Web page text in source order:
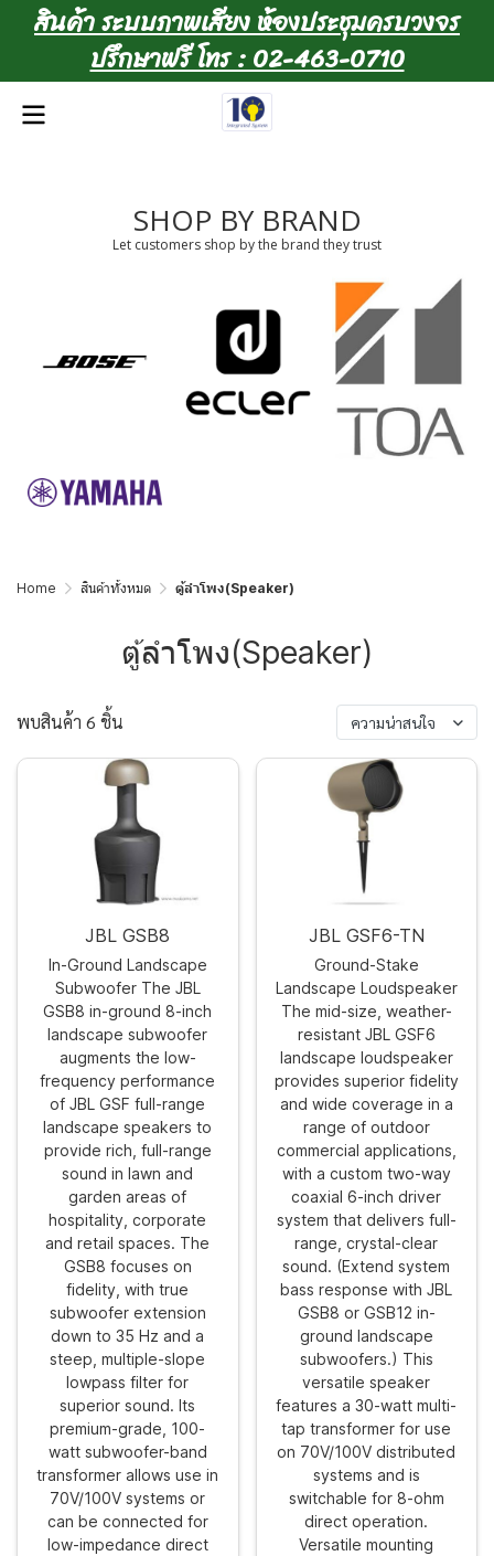
สินค้า ระบบภาพเสียง ห้องประชุมครบวงจร
ปรึกษาฟรี โทร : 02-463-0710
SHOP BY BRAND
Let customers shop by the brand they trust
Home สินค้าทั้งหมด ตู้ลำโพง(Speaker)
ตู้ลำโพง(Speaker)
พบสินค้า 6 ชิ้น ความน่าสนใจ
JBL GSB8
In-Ground Landscape
Subwoofer The JBL
GSB8 in-ground 8-inch
landscape subwoofer
augments the low-
frequency performance
of JBL GSF full-range
landscape speakers to
provide rich, full-range
sound in lawn and
garden areas of
hospitality, corporate
and retail spaces. The
GSB8 focuses on
fidelity, with true
subwoofer extension
down to 35 Hz and a
steep, multiple-slope
lowpass filter for
superior sound. Its
premium-grade, 100-
watt subwoofer-band
transformer allows use in
70V/100V systems or
can be connected for
low-impedance direct
JBL GSF6-TN
Ground-Stake
Landscape Loudspeaker
The mid-size, weather-
resistant JBL GSF6
landscape loudspeaker
provides superior fidelity
and wide coverage in a
range of outdoor
commercial applications,
with a custom two-way
coaxial 6-inch driver
system that delivers full-
range, crystal-clear
sound. (Extend system
bass response with JBL
GSB8 or GSB12 in-
ground landscape
subwoofers.) This
versatile speaker
features a 30-watt multi-
tap transformer for use
on 70V/100V distributed
systems and is
switchable for 8-ohm
direct operation.
Versatile mounting